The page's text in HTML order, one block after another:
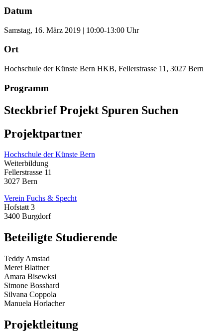
Datum
Samstag, 16. März 2019 | 10:00-13:00 Uhr
Ort
Hochschule der Künste Bern HKB, Fellerstrasse 11, 3027 Bern
Programm
Steckbrief Projekt Spuren Suchen
Projektpartner
Hochschule der Künste Bern
Weiterbildung
Fellerstrasse 11
3027 Bern
Verein Fuchs & Specht
Hofstatt 3
3400 Burgdorf
Beteiligte Studierende
Teddy Amstad
Meret Blattner
Amara Bisewksi
Simone Bosshard
Silvana Coppola
Manuela Horlacher
Projektleitung